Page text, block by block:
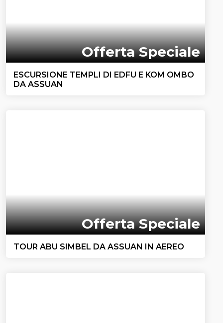
Offerta Speciale
ESCURSIONE TEMPLI DI EDFU E KOM OMBO
DA ASSUAN
Offerta Speciale
TOUR ABU SIMBEL DA ASSUAN IN AEREO